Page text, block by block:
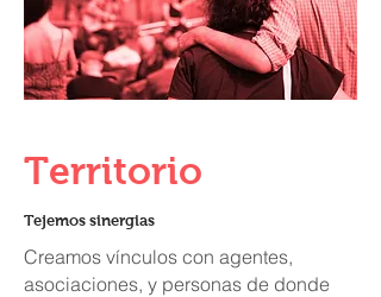
Territorio
Tejemos sinergias
Creamos vínculos con agentes,
asociaciones, y personas de donde